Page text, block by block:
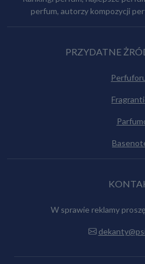
perfum, autorzy kompozycji
PRZYDATNE
W sprawie reklamy